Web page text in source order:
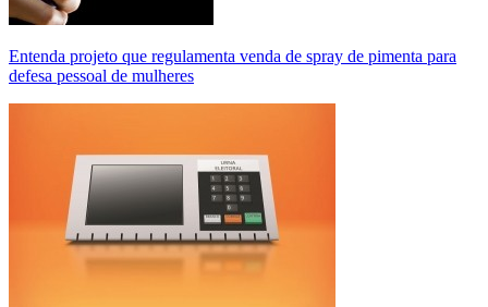
Entenda projeto que regulamenta venda de spray de pimenta para
defesa pessoal de mulheres